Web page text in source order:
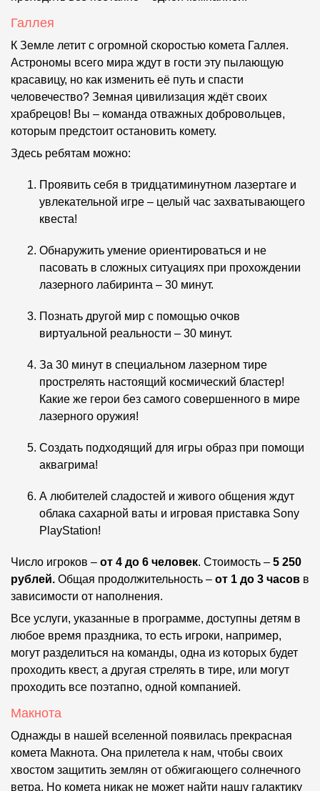
Галлея
К Земле летит с огромной скоростью комета Галлея.
Астрономы всего мира ждут в гости эту пылающую
красавицу, но как изменить её путь и спасти
человечество? Земная цивилизация ждёт своих
храбрецов! Вы – команда отважных добровольцев,
которым предстоит остановить комету.
Здесь ребятам можно:
Проявить себя в тридцатиминутном лазертаге и
увлекательной игре – целый час захватывающего
квеста!
Обнаружить умение ориентироваться и не
пасовать в сложных ситуациях при прохождении
лазерного лабиринта – 30 минут.
Познать другой мир с помощью очков
виртуальной реальности – 30 минут.
За 30 минут в специальном лазерном тире
прострелять настоящий космический бластер!
Какие же герои без самого совершенного в мире
лазерного оружия!
Создать подходящий для игры образ при помощи
аквагрима!
А любителей сладостей и живого общения ждут
облака сахарной ваты и игровая приставка Sony
PlayStation!
Число игроков – от 4 до 6 человек. Стоимость – 5 250
рублей. Общая продолжительность – от 1 до 3 часов в
зависимости от наполнения.
Все услуги, указанные в программе, доступны детям в
любое время праздника, то есть игроки, например,
могут разделиться на команды, одна из которых будет
проходить квест, а другая стрелять в тире, или могут
проходить все поэтапно, одной компанией.
Макнота
Однажды в нашей вселенной появилась прекрасная
комета Макнота. Она прилетела к нам, чтобы своих
хвостом защитить землян от обжигающего солнечного
ветра. Но комета никак не может найти нашу галактику